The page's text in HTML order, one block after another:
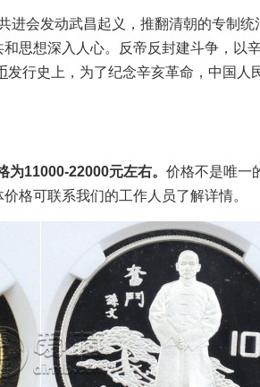
进会发动武昌起义，推翻清朝的专制
思想深入人心。反帝反封建斗争，以
发行史上，为了纪念辛亥革命，中国人
11000-22000元左右。 价格不是唯一
价格可联系我们的工作人员了解详情。